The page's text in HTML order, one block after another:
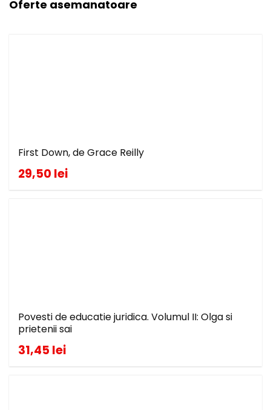
Oferte asemanatoare
First Down, de Grace Reilly
29,50 lei
Povesti de educatie juridica. Volumul II: Olga si
prietenii sai
31,45 lei